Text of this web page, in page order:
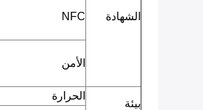
الشهادة NFC
الأمن
بيئة
الحرارة